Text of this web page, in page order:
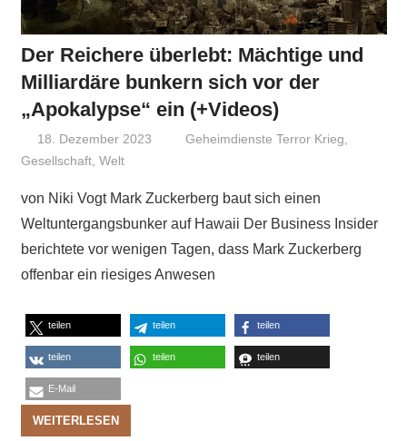
Der Reichere überlebt: Mächtige und
Milliardäre bunkern sich vor der
„Apokalypse“ ein (+Videos)
18. Dezember 2023 Niki Vogt
Geheimdienste Terror Krieg,
Gesellschaft, Welt
von Niki Vogt Mark Zuckerberg baut sich einen
Weltuntergangsbunker auf Hawaii Der Business Insider
berichtete vor wenigen Tagen, dass Mark Zuckerberg
offenbar ein riesiges Anwesen
teilen teilen teilen
teilen teilen teilen
E-Mail
WEITERLESEN